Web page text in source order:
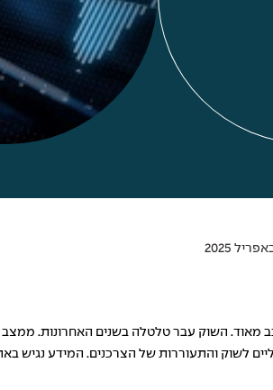
מאוד. השוק עבר טלטלה בשנים האחרונות.
לשוק והתעוררות של הצרכנים. המידע נגיש